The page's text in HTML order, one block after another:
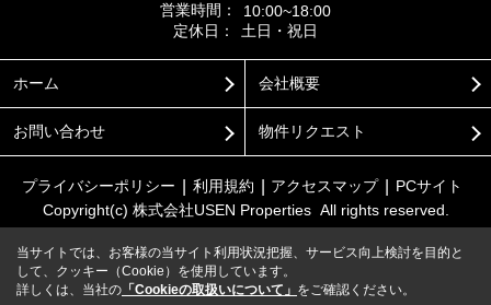
営業時間：
10:00~18:00
定休日：
土日・祝日
ホーム 会社概要
お問い合わせ 物件リクエスト
プライバシーポリシー 利用規約 アクセスマップ
PCサイト
Copyright(c) 株式会社USEN Properties All rights reserved.
当サイトでは、お客様の当サイト利用状況把握、サービス向上検討を目的と
して、クッキー（Cookie）を使用しています。
詳しくは、当社の 「Cookieの取扱いについて」 をご確認ください。